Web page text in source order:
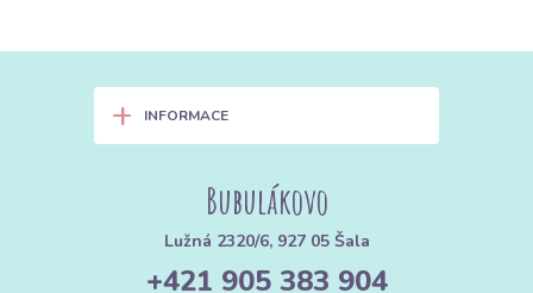
+ INFORMACE
Bubulákovo
Lužná 2320/6, 927 05 Šala
+421 905 383 904